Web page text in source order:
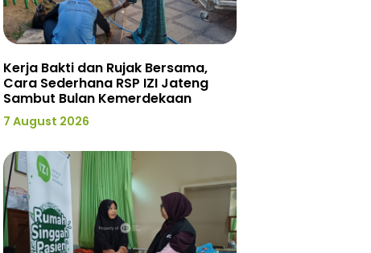
Kerja Bakti dan Rujak Bersama,
Cara Sederhana RSP IZI Jateng
Sambut Bulan Kemerdekaan
7 August 2026